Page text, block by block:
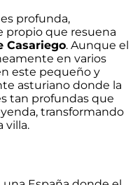
profunda,
propio que resuena
Casariego. Aunque el
en varios
este pequeño y
asturiano donde la
tan profundas que
transformando
villa.